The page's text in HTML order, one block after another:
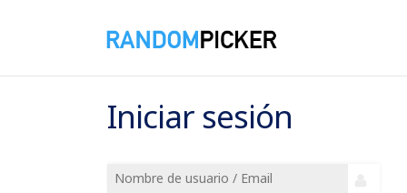
Iniciar sesión